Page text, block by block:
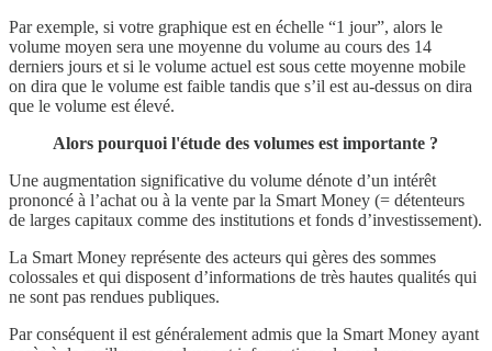
Par exemple, si votre graphique est en échelle “1 jour”, alors le
volume moyen sera une moyenne du volume au cours des 14
derniers jours et si le volume actuel est sous cette moyenne mobile
on dira que le volume est faible tandis que s’il est au-dessus on dira
que le volume est élevé.
Alors pourquoi l'étude des volumes est importante ?
Une augmentation significative du volume dénote d’un intérêt
prononcé à l’achat ou à la vente par la Smart Money (= détenteurs
de larges capitaux comme des institutions et fonds d’investissement).
La Smart Money représente des acteurs qui gères des sommes
colossales et qui disposent d’informations de très hautes qualités qui
ne sont pas rendues publiques.
Par conséquent il est généralement admis que la Smart Money ayant